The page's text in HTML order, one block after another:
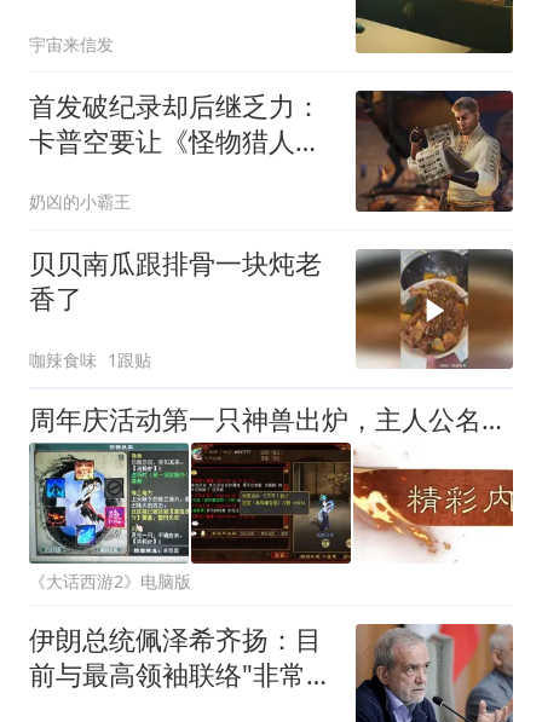
宇宙来信发
首发破纪录却后继乏力：
卡普空要让《怪物猎人：
奶凶的小霸王
贝贝南瓜跟排骨一块炖老
香了
咖辣食味 1跟贴
周年庆活动第一只神兽出炉，主人公名字也亮了？
《大话西游2》电脑版
伊朗总统佩泽希齐扬：目
前与最高领袖联络"非常困